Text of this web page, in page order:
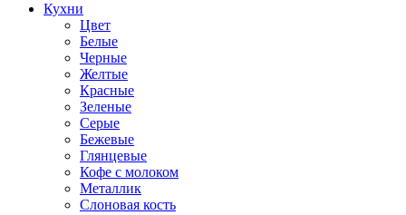
Кухни
Цвет
Белые
Черные
Желтые
Красные
Зеленые
Серые
Бежевые
Глянцевые
Кофе с молоком
Металлик
Слоновая кость